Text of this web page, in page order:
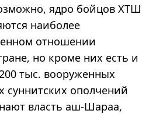
ядро бойцов ХТШ
наиболее
отношении
но кроме них есть и
тыс. вооруженных
суннитских ополчений
власть аш-Шараа,